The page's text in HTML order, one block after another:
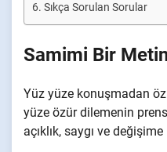
Sıkça Sorulan Sorular
Samimi Bir
Yüz yüze konuşmadan
yüze özür dilemenin
açıklık, saygı ve